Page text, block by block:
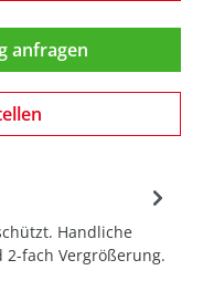
anfragen
Handliche
fach Vergrößerung.